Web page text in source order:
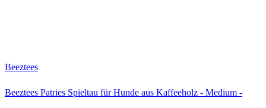
Beeztees
Beeztees Patries Spieltau für Hunde aus Kaffeeholz - Medium -